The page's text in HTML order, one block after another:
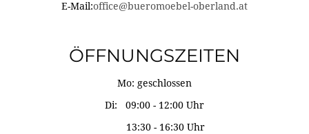
E-Mail:office@bueromoebel-oberland.at
ÖFFNUNGSZEITEN
Mo: geschlossen
Di: 09:00 - 12:00 Uhr
13:30 - 16:30 Uhr